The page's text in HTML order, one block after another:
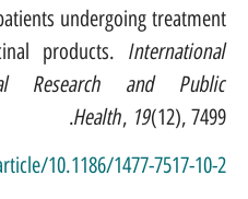
undergoing treatment
products. International
Research and Public
Health, 19(12), 7499.
10.1186/1477-7517-10-2